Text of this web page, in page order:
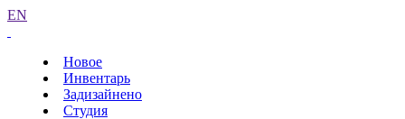
EN
Новое
Инвентарь
Задизайнено
Студия